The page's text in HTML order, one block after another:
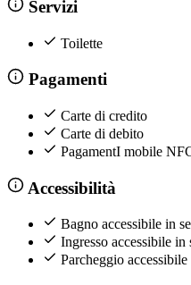
Servizi
Toilette
Pagamenti
Carte di credito
Carte di debito
PagamentI mobile
Accessibilità
Bagno accessibile in
Ingresso accessibile in
Parcheggio